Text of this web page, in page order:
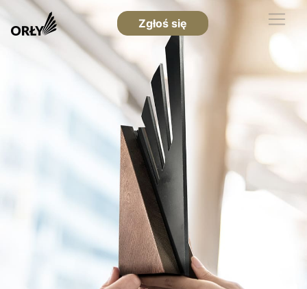
Zgłoś się